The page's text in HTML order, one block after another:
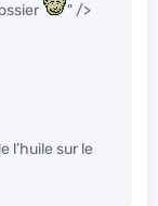
" />
l’huile sur le